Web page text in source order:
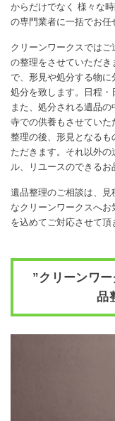
からだけでなく 様々な
の専門業者に一括でお任
クリーンワークスでは
の整理をさせていただ
で、形見や処分する物
処分を致します。日程・
また、処分される遺品
寺での供養もさせてい
整理の後、形見となる
ただきます。それ以外
ル、リユースのできるお
遺品整理のご相談は、
なクリーンワークスへ
を込めてご対応させて頂
”クリーンワ
品